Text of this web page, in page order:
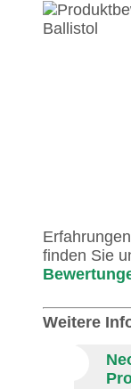
finden Sie
Weitere